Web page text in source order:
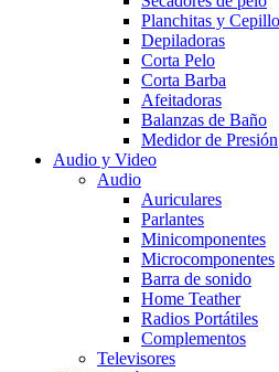
Planchitas y
Depiladoras
Corta Pelo
Corta Barba
Afeitadoras
Balanzas de Baño
Medidor de Presión
Audio y Video
Audio
Auriculares
Parlantes
Minicomponentes
Microcomponentes
Barra de sonido
Home Teather
Radios Portátiles
Complementos
Televisores